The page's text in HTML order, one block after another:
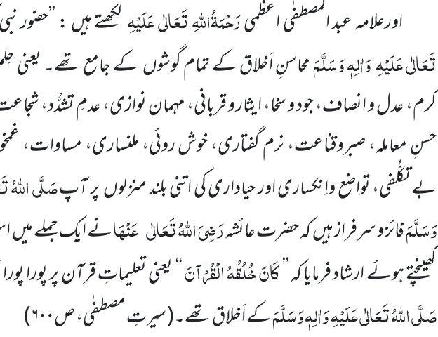
اورعلامہ عبد المصطفٰی اعظمیرَحْمَۃُاللّٰہِ تَعَالٰی عَلَیْہِلکھتے ہیں : ’’حضور
تَعَالٰی عَلَیْہِوَاٰلِہٖ وَسَلَّمَمحاسنِ اَخلاق کے تمام گوشوں کے جامع تھے۔ یعنی
کرم، عدل و انصاف، جود و سخا، ایثار و قربانی، مہمان نوازی، عدمِ تشدُّد،
حسنِ معاملہ، صبروقناعت، نرم گفتاری، خوش روئی، ملنساری، مساوات،
بے تکلُّفی، تواضع واِنکساری اور حیاداری کی اتنی بلند منزلوں پر آپصَلَّی اللّٰہُ
وَسَلَّمَفائز و سرفراز ہیں کہ حضرت عائشہرَضِیَ اللّٰہُ تَعَالٰی عَنْہَانے ایک جملے میں
کھینچتے ہوئے ارشاد فرمایا کہ ’’کَانَ خُلُقُہُ الْقُرْآنَ‘‘یعنی تعلیماتِ قرآن پر پورا
صَلَّی اللّٰہُ تَعَالٰی عَلَیْہِوَاٰلِہٖ وَسَلَّمَکے اَخلاق تھے۔(سیرتِ مصطفٰی، ص۶۰۰)